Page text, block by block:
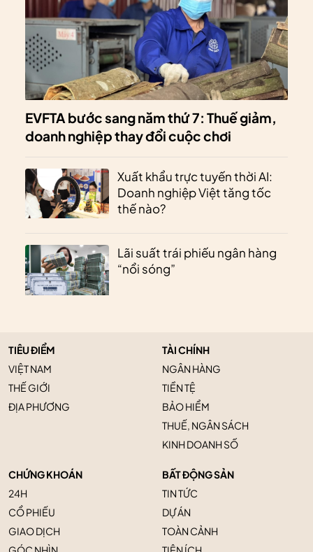
EVFTA bước sang năm thứ 7: Thuế giảm,
doanh nghiệp thay đổi cuộc chơi
Xuất khẩu trực tuyến thời AI:
Doanh nghiệp Việt tăng tốc
thế nào?
Lãi suất trái phiếu ngân hàng
“nổi sóng”
TIÊU ĐIỂM
VIỆT NAM
THẾ GIỚI
ĐỊA PHƯƠNG
TÀI CHÍNH
NGÂN HÀNG
TIỀN TỆ
BẢO HIỂM
THUẾ, NGÂN SÁCH
KINH DOANH SỐ
CHỨNG KHOÁN
24H
CỔ PHIẾU
GIAO DỊCH
BẤT ĐỘNG SẢN
TIN TỨC
DỰ ÁN
TOÀN CẢNH